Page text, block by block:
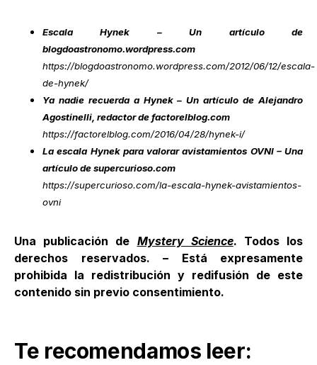
Escala Hynek – Un artículo de
blogdoastronomo.wordpress.com
https://blogdoastronomo.wordpress.com/2012/06/12/escala-
de-hynek/
Ya nadie recuerda a Hynek – Un artículo de Alejandro
Agostinelli, redactor de factorelblog.com
https://factorelblog.com/2016/04/28/hynek-i/
La escala Hynek para valorar avistamientos OVNI – Una
artículo de supercurioso.com
https://supercurioso.com/la-escala-hynek-avistamientos-
ovni
Una publicación de Mystery Science. Todos los
derechos reservados. – Está expresamente
prohibida la redistribución y redifusión de este
contenido sin previo consentimiento.
Te recomendamos leer: